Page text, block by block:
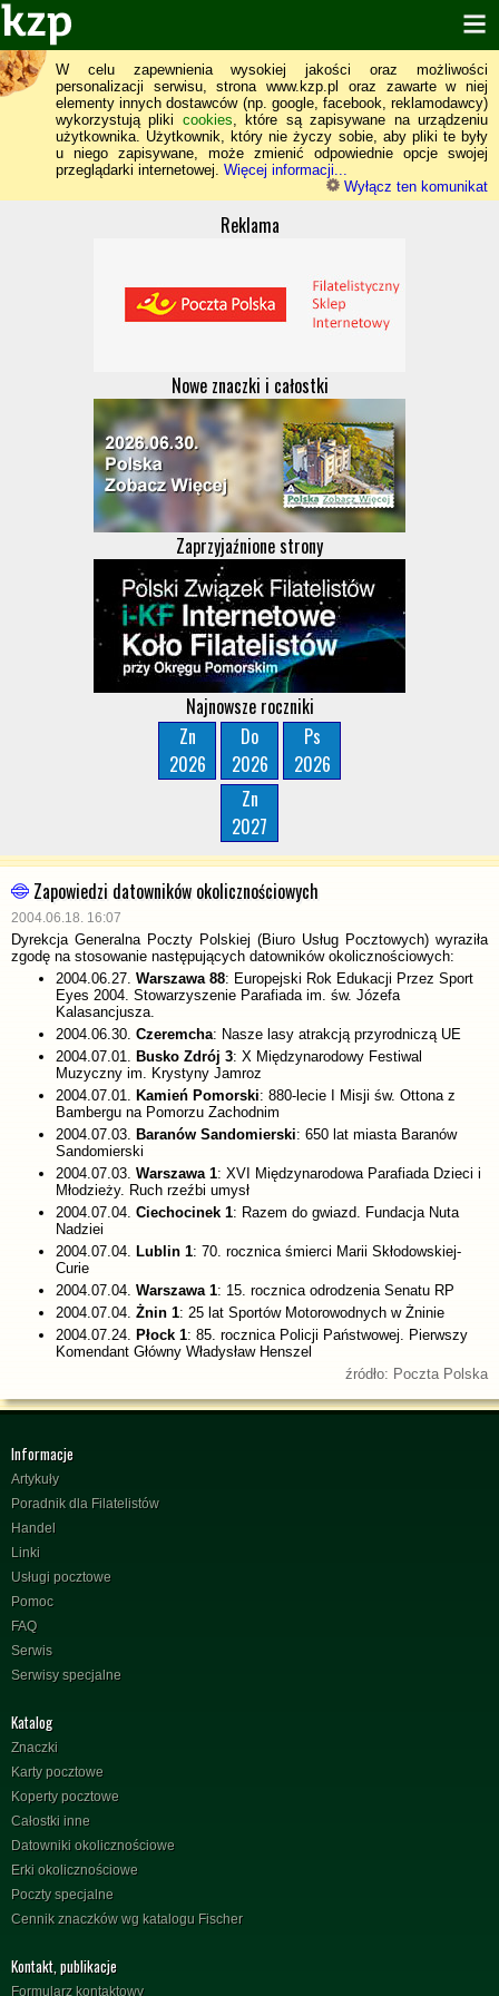
W celu zapewnienia wysokiej jakości oraz możliwości
personalizacji serwisu, strona www.kzp.pl oraz zawarte w niej
elementy innych dostawców (np. google, facebook, reklamodawcy)
wykorzystują pliki cookies, które są zapisywane na urządzeniu
użytkownika. Użytkownik, który nie życzy sobie, aby pliki te były
u niego zapisywane, może zmienić odpowiednie opcje swojej
przeglądarki internetowej. Więcej informacji...
Wyłącz ten komunikat
Reklama
Nowe znaczki i całostki
Zaprzyjaźnione strony
Najnowsze roczniki
Zn
2026
Do
2026
Ps
2026
Zn
2027
Zapowiedzi datowników okolicznościowych
2004.06.18. 16:07
Dyrekcja Generalna Poczty Polskiej (Biuro Usług Pocztowych) wyraziła
zgodę na stosowanie następujących datowników okolicznościowych:
2004.06.27. Warszawa 88: Europejski Rok Edukacji Przez Sport
Eyes 2004. Stowarzyszenie Parafiada im. św. Józefa
Kalasancjusza.
2004.06.30. Czeremcha: Nasze lasy atrakcją przyrodniczą UE
2004.07.01. Busko Zdrój 3: X Międzynarodowy Festiwal
Muzyczny im. Krystyny Jamroz
2004.07.01. Kamień Pomorski: 880-lecie I Misji św. Ottona z
Bambergu na Pomorzu Zachodnim
2004.07.03. Baranów Sandomierski: 650 lat miasta Baranów
Sandomierski
2004.07.03. Warszawa 1: XVI Międzynarodowa Parafiada Dzieci i
Młodzieży. Ruch rzeźbi umysł
2004.07.04. Ciechocinek 1: Razem do gwiazd. Fundacja Nuta
Nadziei
2004.07.04. Lublin 1: 70. rocznica śmierci Marii Skłodowskiej-
Curie
2004.07.04. Warszawa 1: 15. rocznica odrodzenia Senatu RP
2004.07.04. Żnin 1: 25 lat Sportów Motorowodnych w Żninie
2004.07.24. Płock 1: 85. rocznica Policji Państwowej. Pierwszy
Komendant Główny Władysław Henszel
źródło: Poczta Polska
Informacje
Artykuły
Poradnik dla Filatelistów
Handel
Linki
Usługi pocztowe
Pomoc
FAQ
Serwis
Serwisy specjalne
Katalog
Znaczki
Karty pocztowe
Koperty pocztowe
Całostki inne
Datowniki okolicznościowe
Erki okolicznościowe
Poczty specjalne
Cennik znaczków wg katalogu Fischer
Kontakt, publikacje
Formularz kontaktowy